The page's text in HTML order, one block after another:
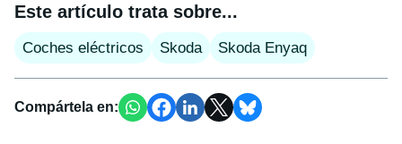
Este artículo trata sobre...
Coches eléctricos Skoda Skoda Enyaq
Compártela en: